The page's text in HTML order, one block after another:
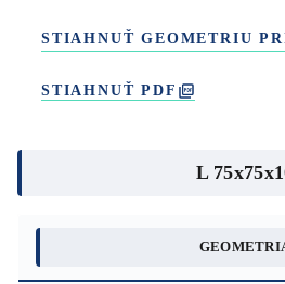
STIAHNUŤ GEOMETRIU
STIAHNUŤ PDF
L